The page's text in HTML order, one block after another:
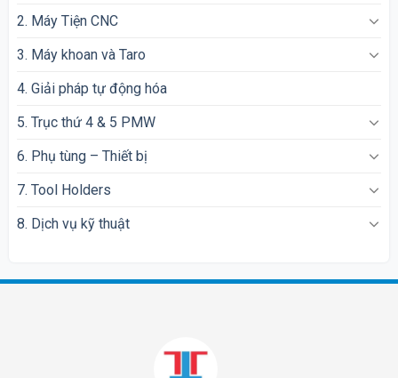
2. Máy Tiện CNC
3. Máy khoan và Taro
4. Giải pháp tự động hóa
5. Trục thứ 4 & 5 PMW
6. Phụ tùng – Thiết bị
7. Tool Holders
8. Dịch vụ kỹ thuật